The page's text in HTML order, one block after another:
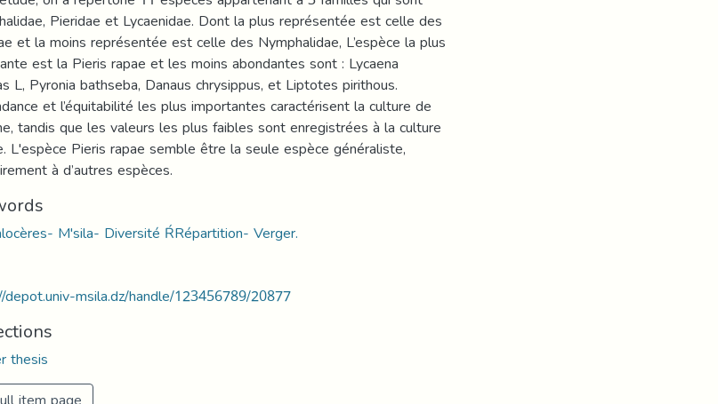
Pieridae et Lycaenidae. Dont la plus représentée est celle des
et la moins représentée est celle des Nymphalidae, L’espèce la plus
est la Pieris rapae et les moins abondantes sont : Lycaena
L, Pyronia bathseba, Danaus chrysippus, et Liptotes pirithous.
et l’équitabilité les plus importantes caractérisent la culture de
tandis que les valeurs les plus faibles sont enregistrées à la culture
L'espèce Pieris rapae semble être la seule espèce généraliste,
à d’autres espèces.
M'sila- Diversité ŔRépartition- Verger.
msila.dz/handle/123456789/20877
thesis